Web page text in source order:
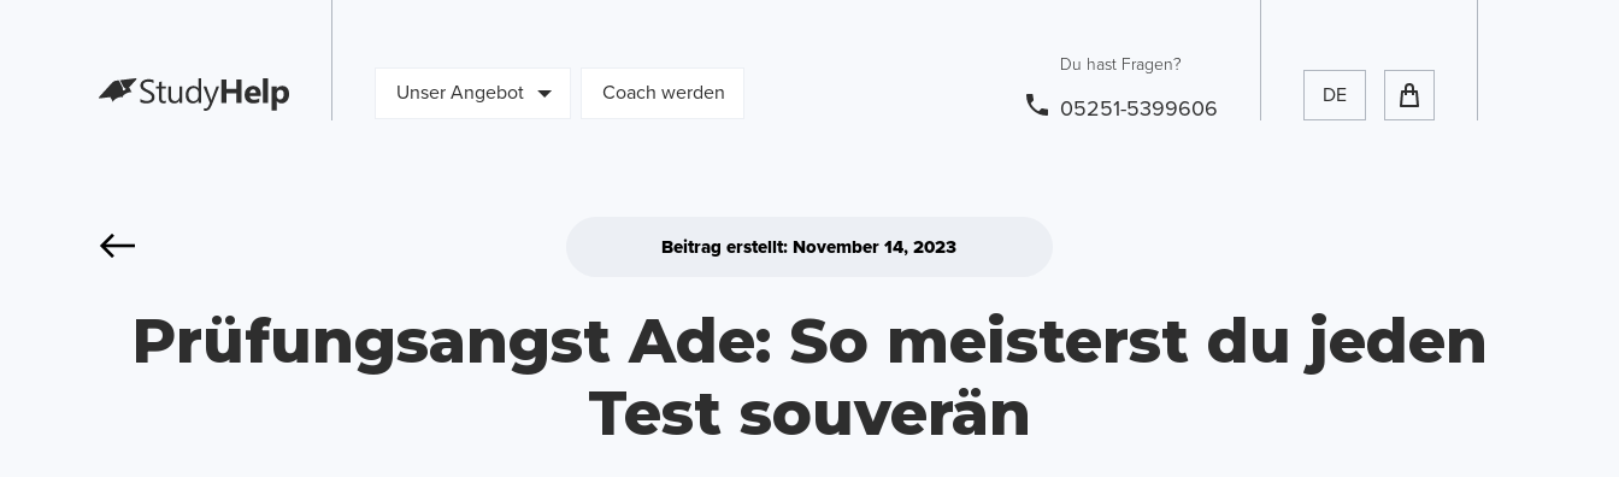
Unser Angebot Coach werden
Du hast Fragen?
05251-5399606
DE
Beitrag erstellt: November 14, 2023
Prüfungsangst Ade: So meisterst du jeden
Test souverän